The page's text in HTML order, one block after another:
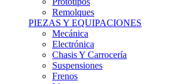
PIEZAS Y EQUIPACIONES
Mecánica
Electrónica
Chasis Y Carrocería
Suspensiones
Frenos
Llantas